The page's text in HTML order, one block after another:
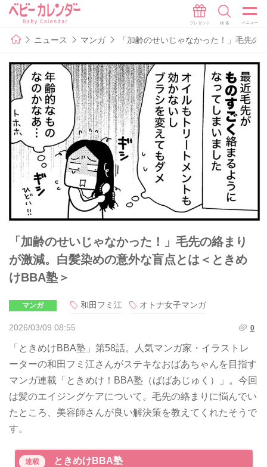
ニュース マンガ 「加齢のせいじゃなかった！」毛先
「加齢のせいじゃなかった！」毛先の絡まり
が激減。白髪染めの意外な盲点とは＜ときめ
けBBA塾＞
マンガ 和田フミ江 オトナ女子マンガ
2026/03/09 08:55 0
「ときめけBBA塾」第58話。人気マンガ家・イラストレ
ーターの和田フミ江さんがステキなおばあちゃんを目指す
マンガ連載「ときめけ！BBA塾（ばばあじゅく）」。今回
は髪のエイジングケアについて。毛先の絡まりに悩んでい
たところ、美容師さんが良い解決策を教えてくれたそうで
す。
連載 ときめけBBA塾